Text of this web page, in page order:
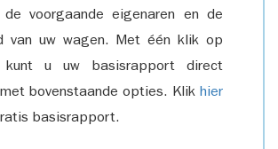
voorgaande eigenaren en de
van uw wagen. Met één klik op
u uw basisrapport direct
bovenstaande opties. Klik hier
basisrapport.